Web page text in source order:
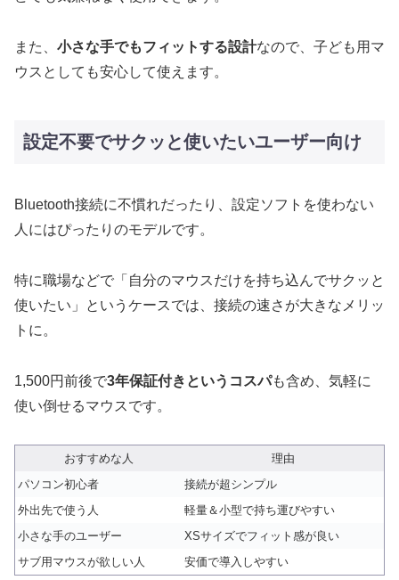
また、 小さな手でもフィットする設計なので、子ども用マ
ウスとしても安心して使えます。
設定不要でサクッと使いたいユーザー向け
Bluetooth接続に不慣れだったり、設定ソフトを使わない
人にはぴったりのモデルです。
特に職場などで「自分のマウスだけを持ち込んでサクッと
使いたい」というケースでは、接続の速さが大きなメリッ
トに。
1,500円前後で3年保証付きというコスパも含め、気軽に
使い倒せるマウスです。
おすすめな人
理由
パソコン初心者
接続が超シンプル
外出先で使う人
軽量＆小型で持ち運びやすい
小さな手のユーザー
XSサイズでフィット感が良い
サブ用マウスが欲しい人
安価で導入しやすい